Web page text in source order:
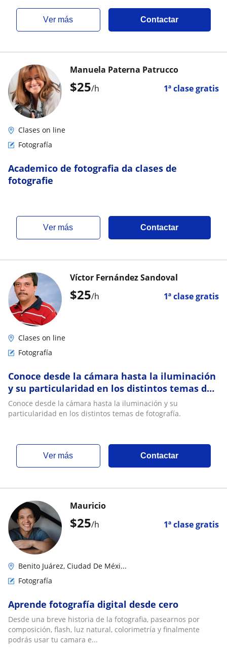
ver más Contactar
$25/h 1ª clase gratis
Manuela Paterna Patrucco
Clases on line
Fotografía
Academico de fotografia da clases de
fotografie
ver más Contactar
$25/h 1ª clase gratis
Víctor Fernández Sandoval
Clases on line
Fotografía
Conoce desde la cámara hasta la iluminación
y su particularidad en los distintos temas de
fotografía
Conoce desde la cámara hasta la iluminación y su
particularidad en los distintos temas de fotografía.
ver más Contactar
$25/h 1ª clase gratis
Mauricio
Benito Juárez, Ciudad De Méxi...
Fotografía
Aprende fotografía digital desde cero
Desde una breve historia de la fotografia, pasearnos por
composición, flash, luz natural, colorimetría y finalmente
podrás usar tu camara e...